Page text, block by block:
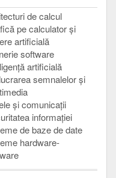
de calcul
pe calculator şi
artificială
software
artificială
semnalelor şi
şi comunicaţii
informaţiei
de baze de date
hardware-